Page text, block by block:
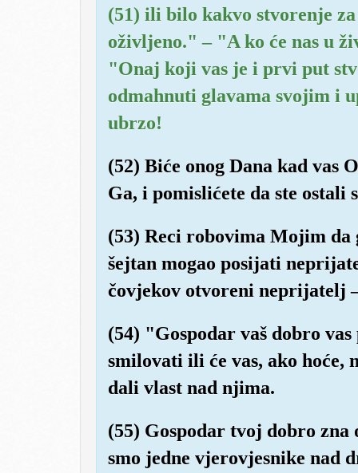
(51) ili bilo kakvo stvorenje
oživljeno." – "A ko će nas u
"Onaj koji vas je i prvi put
odmahnuti glavama svojim
ubrzo!
(52) Biće onog Dana kad vas
Ga, i pomislićete da ste ostali
(53) Reci robovima Mojim
šejtan mogao posijati
čovjekov otvoreni neprijatelj
(54) "Gospodar vaš dobro
smilovati ili će vas, ako
dali vlast nad njima.
(55) Gospodar tvoj dobro
smo jedne vjerovjesnike nad